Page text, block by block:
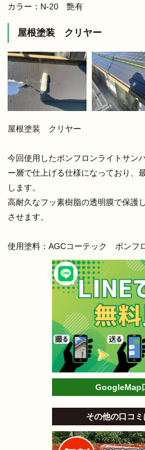
カラー：N-20 艶有
屋根塗装 クリヤー
屋根塗装 クリヤー
今回使用したボンフロンライトサン
ー層で仕上げる仕様になっており、
します。
高耐久なフッ素樹脂の透明膜で保護
させます。
使用塗料：AGCコーテック ボンフ
GoogleMap
その他の口コ